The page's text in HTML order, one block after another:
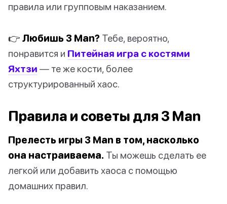
правила или групповым наказанием.
👉 Любишь 3 Man? Тебе, вероятно,
понравится и Питейная игра с костями
Яхтзи — те же кости, более
структурированный хаос.
Правила и советы для 3 Man
Прелесть игры 3 Man в том, насколько
она настраиваема. Ты можешь сделать ее
легкой или добавить хаоса с помощью
домашних правил.